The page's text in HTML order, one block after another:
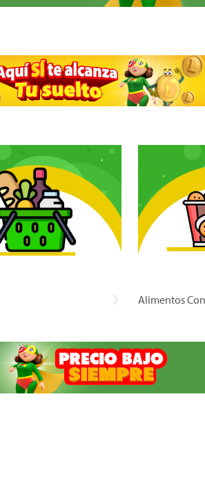
Alimentos